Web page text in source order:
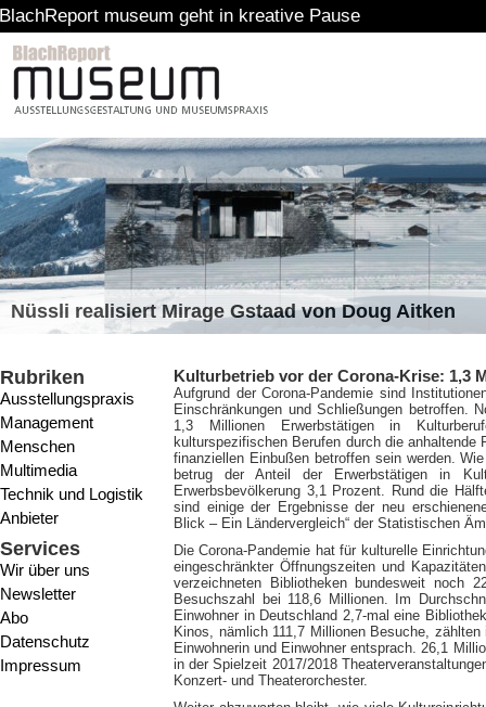
museum geht in kreative Pause
Nüssli realisiert Mirage Gstaad von Doug Aitken
Rubriken
Ausstellungspraxis
Management
Menschen
Multimedia
Technik und Logistik
Anbieter
Services
Wir über uns
Newsletter
Abo
Datenschutz
Impressum
Kulturbetrieb vor der Corona-Krise: 1,3
Aufgrund der Corona-Pandemie sind
Einschränkungen und Schließungen betroffen.
1,3 Millionen Erwerbstätigen in
kulturspezifischen Berufen durch die
finanziellen Einbußen betroffen sein werden.
betrug der Anteil der Erwerbstätigen in
Erwerbsbevölkerung 3,1 Prozent. Rund die
sind einige der Ergebnisse der neu
Blick – Ein Ländervergleich“ der Statistischen
Die Corona-Pandemie hat für kulturelle
eingeschränkter Öffnungszeiten und
verzeichneten Bibliotheken bundesweit noch
Besuchszahl bei 118,6 Millionen. Im
Einwohner in Deutschland 2,7-mal eine
Kinos, nämlich 111,7 Millionen Besuche,
Einwohnerin und Einwohner entsprach. 26,1
in der Spielzeit 2017/2018
Konzert- und Theaterorchester.